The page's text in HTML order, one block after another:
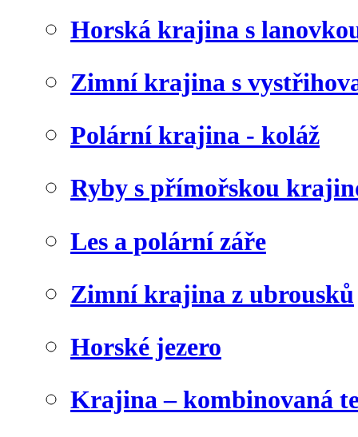
Horská krajina s
Zimní krajina s
Polární krajina - koláž
Ryby s přímořskou
Les a polární záře
Zimní krajina z ubrousků
Horské jezero
Krajina – kombinovaná